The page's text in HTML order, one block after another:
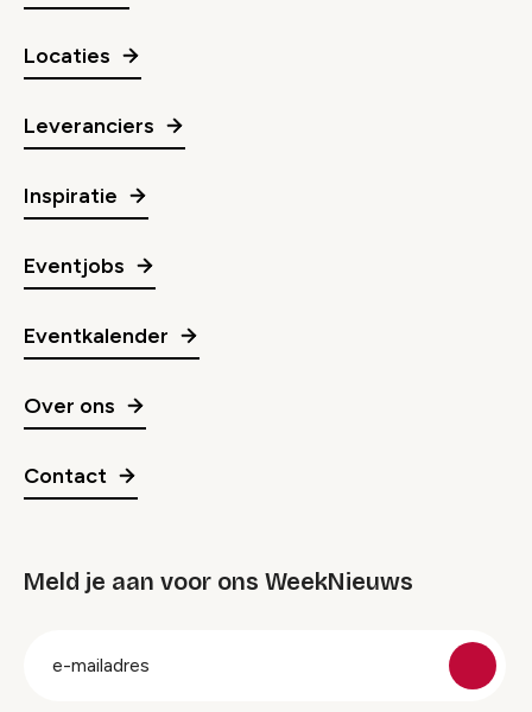
Locaties
Leveranciers
Inspiratie
Eventjobs
Eventkalender
Over ons
Contact
Meld je aan voor ons WeekNieuws